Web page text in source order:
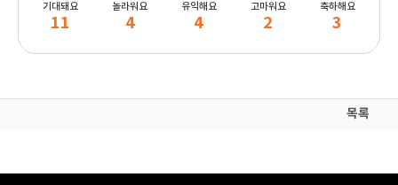
기대돼요
11
놀라워요
4
유익해요
4
고마워요
2
축하해요
3
목록